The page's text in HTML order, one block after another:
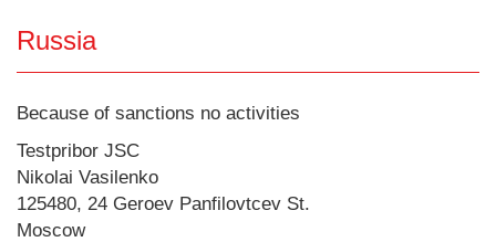
Russia
Because of sanctions no activities
Testpribor JSC
Nikolai Vasilenko
125480, 24 Geroev Panfilovtcev St.
Moscow